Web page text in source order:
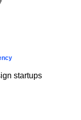
startups